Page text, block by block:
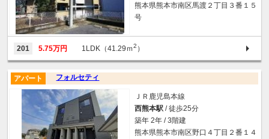
熊本県熊本市南区馬渡２丁目３番１５
号
201 5.75万円 1LDK（41.29ｍ2 ）
フォルセティ
アパート
ＪＲ鹿児島本線
西熊本駅 / 徒歩25分
築年 2年 / 3階建
熊本県熊本市南区野口４丁目２番１４